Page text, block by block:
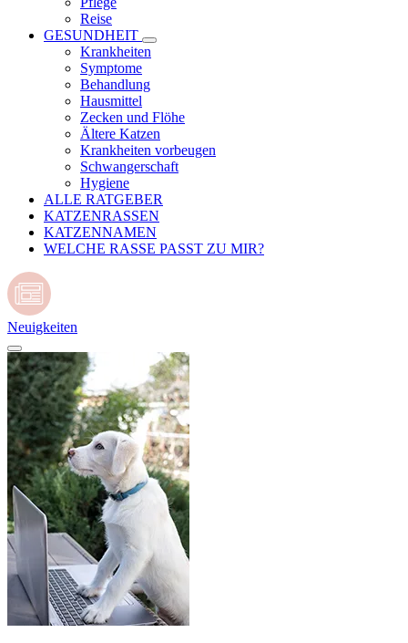
Reise
GESUNDHEIT
Krankheiten
Symptome
Behandlung
Hausmittel
Zecken und Flöhe
Ältere Katzen
Krankheiten vorbeugen
Schwangerschaft
Hygiene
ALLE RATGEBER
KATZENRASSEN
KATZENNAMEN
WELCHE RASSE PASST ZU MIR?
Neuigkeiten